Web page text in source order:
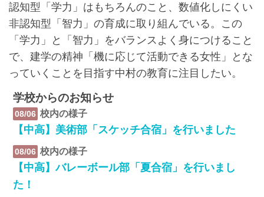
認知型「学力」はもちろんのこと、数値化しにくい
非認知型「智力」の育成に取り組んでいる。この
「学力」と「智力」をバランスよく身につけること
で、建学の精神「機に応じて活動できる女性」とな
っていくことを目指す中村の教育に注目したい。
学校からのお知らせ
08/06 校内の様子
【中高】美術部「スケッチ合宿」を行いました
08/06 校内の様子
【中高】バレーボール部「夏合宿」を行いまし
た！